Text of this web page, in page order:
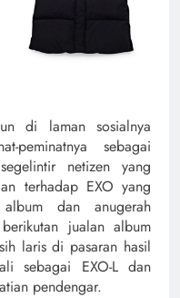
di laman sosialnya
peminatnya sebagai
netizen yang
terhadap EXO yang
dan anugerah
jualan album
laris di pasaran hasil
sebagai EXO-L dan
pendengar.